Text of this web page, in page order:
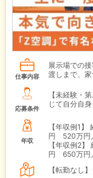
仕事内容
展示場での
渡しまで、
応募条件
【未経験・
じて自分自
年収
【年収例1】
円 520万円
【年収例2】
円 650万円
【転勤なし